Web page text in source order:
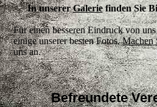
In unsererGaleriefinden Sie
Für einen besseren Eindruck von
einige unserer besten Fotos.Machen
uns an.
Befreundete